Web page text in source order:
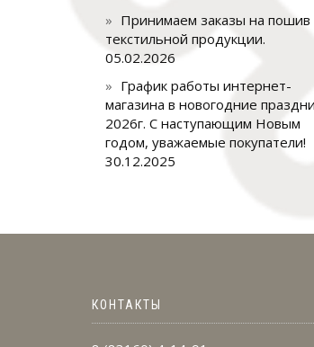
Принимаем заказы на пошив
текстильной продукции.
05.02.2026
График работы интернет-
магазина в новогодние
2026г. С наступающим Новым
годом, уважаемые покупатели!
30.12.2025
КОНТАКТЫ